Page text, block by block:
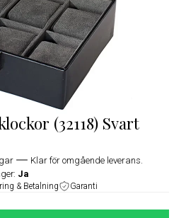
(32118) Svart
Klar för omgående leverans.
Ja
& Betalning Garanti